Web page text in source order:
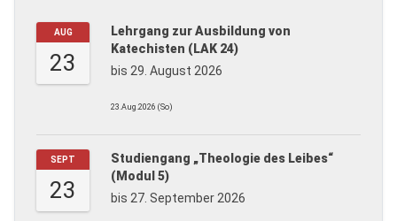
AUG
23
Lehrgang zur Ausbildung von
Katechisten (LAK 24)
bis 29. August 2026
23.Aug.2026 (So)
SEPT
23
Studiengang „Theologie des Leibes“
(Modul 5)
bis 27. September 2026